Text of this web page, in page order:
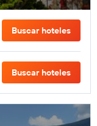
Buscar hoteles
Buscar hoteles